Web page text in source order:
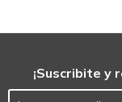
¡Suscribite y